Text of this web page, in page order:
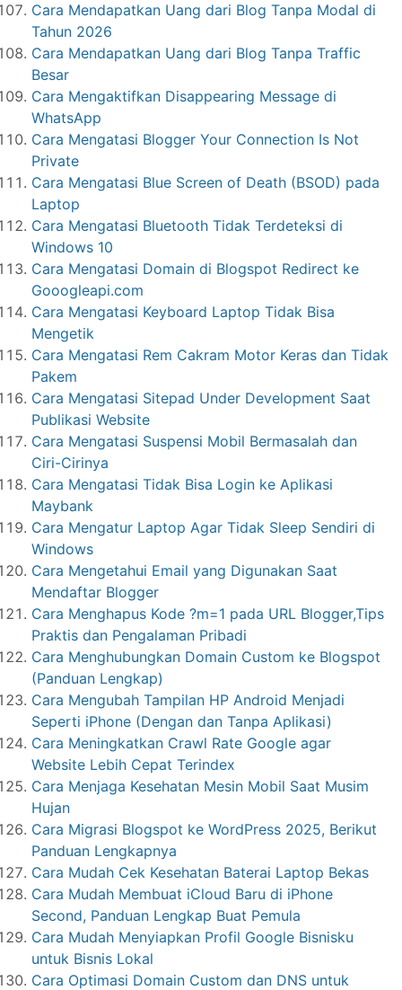
Cara Mendapatkan Uang dari Blog Tanpa Modal di
Tahun 2026
Cara Mendapatkan Uang dari Blog Tanpa Traffic
Besar
Cara Mengaktifkan Disappearing Message di
WhatsApp
Cara Mengatasi Blogger Your Connection Is Not
Private
Cara Mengatasi Blue Screen of Death (BSOD) pada
Laptop
Cara Mengatasi Bluetooth Tidak Terdeteksi di
Windows 10
Cara Mengatasi Domain di Blogspot Redirect ke
Gooogleapi.com
Cara Mengatasi Keyboard Laptop Tidak Bisa
Mengetik
Cara Mengatasi Rem Cakram Motor Keras dan Tidak
Pakem
Cara Mengatasi Sitepad Under Development Saat
Publikasi Website
Cara Mengatasi Suspensi Mobil Bermasalah dan
Ciri-Cirinya
Cara Mengatasi Tidak Bisa Login ke Aplikasi
Maybank
Cara Mengatur Laptop Agar Tidak Sleep Sendiri di
Windows
Cara Mengetahui Email yang Digunakan Saat
Mendaftar Blogger
Cara Menghapus Kode ?m=1 pada URL Blogger,Tips
Praktis dan Pengalaman Pribadi
Cara Menghubungkan Domain Custom ke Blogspot
(Panduan Lengkap)
Cara Mengubah Tampilan HP Android Menjadi
Seperti iPhone (Dengan dan Tanpa Aplikasi)
Cara Meningkatkan Crawl Rate Google agar
Website Lebih Cepat Terindex
Cara Menjaga Kesehatan Mesin Mobil Saat Musim
Hujan
Cara Migrasi Blogspot ke WordPress 2025, Berikut
Panduan Lengkapnya
Cara Mudah Cek Kesehatan Baterai Laptop Bekas
Cara Mudah Membuat iCloud Baru di iPhone
Second, Panduan Lengkap Buat Pemula
Cara Mudah Menyiapkan Profil Google Bisnisku
untuk Bisnis Lokal
Cara Optimasi Domain Custom dan DNS untuk